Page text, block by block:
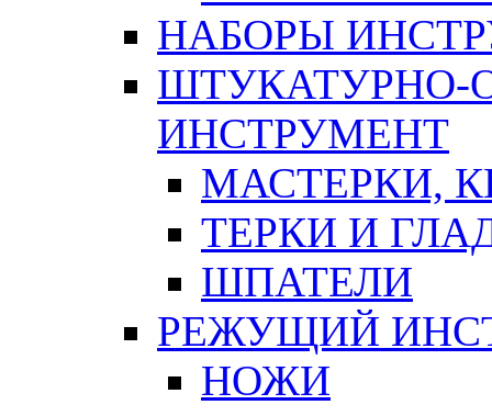
НАБОРЫ
ШТУКАТУРНО-
ИНСТРУМЕНТ
МАСТЕРКИ,
ТЕРКИ И
ШПАТЕЛИ
РЕЖУЩИЙ
НОЖИ